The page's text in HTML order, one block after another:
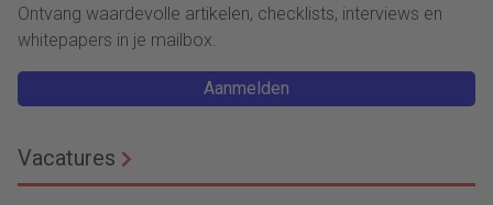
Ontvang waardevolle artikelen, checklists, interviews en
whitepapers in je mailbox.
Aanmelden
Vacatures